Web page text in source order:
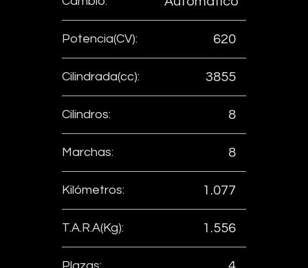
Potencia(CV): 620
Cilindrada(cc): 3855
Cilindros: 8
Marchas: 8
Kilómetros: 1.077
T.A.R.A(Kg): 1.556